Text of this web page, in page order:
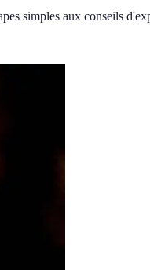
simples aux conseils